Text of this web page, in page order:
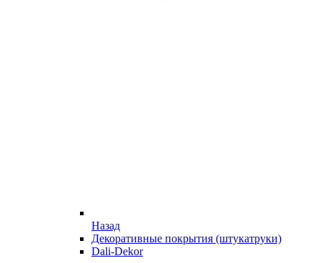
Назад
Декоративные покрытия (штукатруки)
Dali-Dekor